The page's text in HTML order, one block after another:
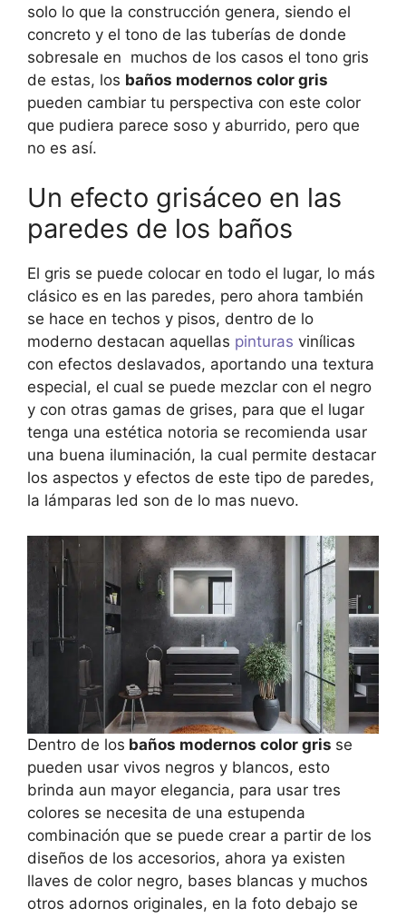
solo lo que la construcción genera, siendo el
concreto y el tono de las tuberías de donde
sobresale en muchos de los casos el tono gris
de estas, los baños modernos color gris
pueden cambiar tu perspectiva con este color
que pudiera parece soso y aburrido, pero que
no es así.
Un efecto grisáceo en las
paredes de los baños
El gris se puede colocar en todo el lugar, lo más
clásico es en las paredes, pero ahora también
se hace en techos y pisos, dentro de lo
moderno destacan aquellas pinturas vinílicas
con efectos deslavados, aportando una textura
especial, el cual se puede mezclar con el negro
y con otras gamas de grises, para que el lugar
tenga una estética notoria se recomienda usar
una buena iluminación, la cual permite destacar
los aspectos y efectos de este tipo de paredes,
la lámparas led son de lo mas nuevo.
Dentro de los baños modernos color gris se
pueden usar vivos negros y blancos, esto
brinda aun mayor elegancia, para usar tres
colores se necesita de una estupenda
combinación que se puede crear a partir de los
diseños de los accesorios, ahora ya existen
llaves de color negro, bases blancas y muchos
otros adornos originales, en la foto debajo se